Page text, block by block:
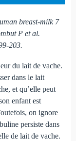
breast-milk 7
P et al.
203.
du lait de vache.
dans le lait
et qu’elle peut
enfant est
on ignore
persiste dans
de lait de vache.